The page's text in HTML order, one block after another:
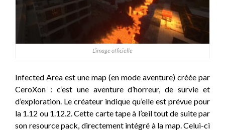
L’image officielle
Infected Area est une map (en mode aventure) créée par
CeroXon : c’est une aventure d’horreur, de survie et
d’exploration. Le créateur indique qu’elle est prévue pour
la 1.12 ou 1.12.2. Cette carte tape à l’œil tout de suite par
son resource pack, directement intégré à la map. Celui-ci